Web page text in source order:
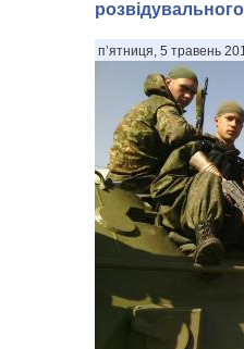
п’ятниця, 5 травень